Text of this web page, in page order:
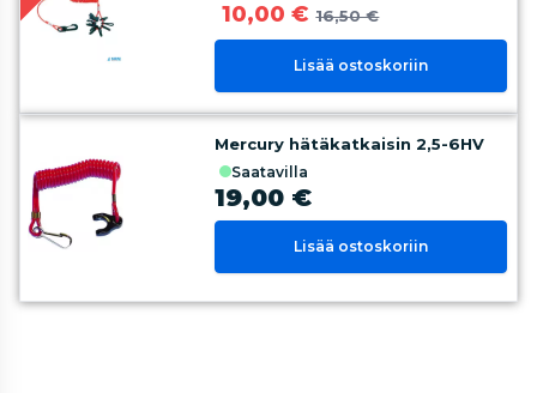
10,00 € 16,50 €
Lisää ostoskoriin
Mercury hätäkatkaisin 2,5-6HV
saatavilla
19,00 €
Lisää ostoskoriin